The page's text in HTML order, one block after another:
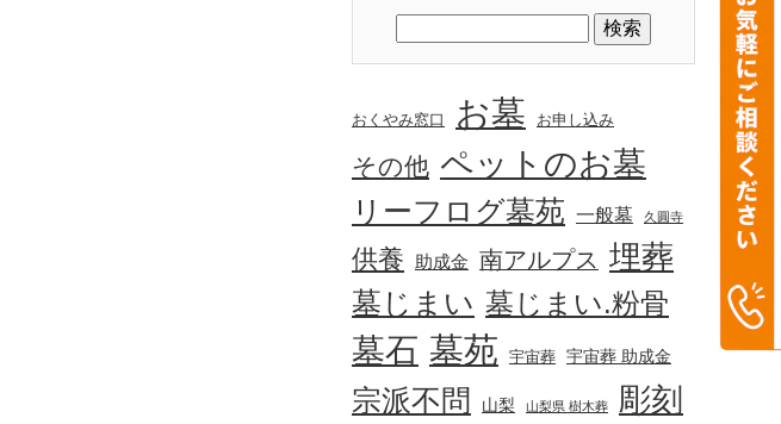
おくやみ窓口 お墓 お申し込み
その他 ペットのお墓
リーフログ墓苑 一般墓 久圓寺
供養 助成金 南アルプス 埋葬
墓じまい 墓じまい.粉骨
墓石 墓苑 宇宙葬 宇宙葬 助成金
宗派不問 山梨 山梨県 樹木葬 彫刻